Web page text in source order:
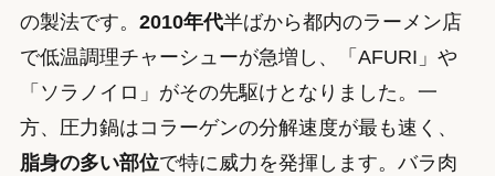
の製法です。 2010年代半ばから都内のラーメン店
で低温調理チャーシューが急増し、「AFURI」や
「ソラノイロ」がその先駆けとなりました。一
方、圧力鍋はコラーゲンの分解速度が最も速く、
脂身の多い部位で特に威力を発揮します。バラ肉